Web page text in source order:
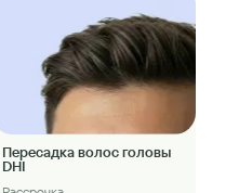
Пересадка волос головы
DHI